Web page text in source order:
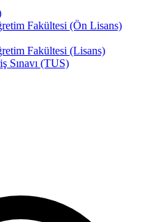
Fakültesi (Ön Lisans)
Fakültesi (Lisans)
Sınavı (TUS)